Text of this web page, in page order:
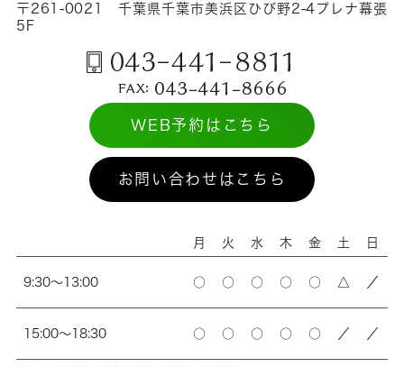
〒261-0021 千葉県千葉市美浜区ひび野2-4プレナ幕張
5F
WEB予約はこちら
お問い合わせはこちら
月 火 水 木 金 土 日
9:30～13:00 ○ ○ ○ ○ ○ △ ／
15:00～18:30 ○ ○ ○ ○ ○ ／ ／